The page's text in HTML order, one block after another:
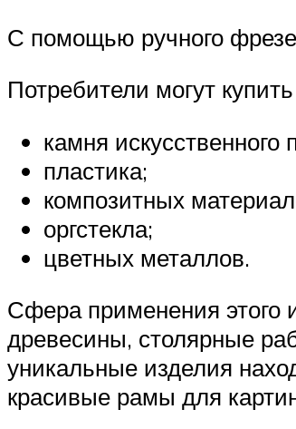
С помощью ручного
Потребители могут
камня искусственного
пластика;
композитных
оргстекла;
цветных металлов.
Сфера применения этого
древесины, столярные
уникальные изделия
красивые рамы для